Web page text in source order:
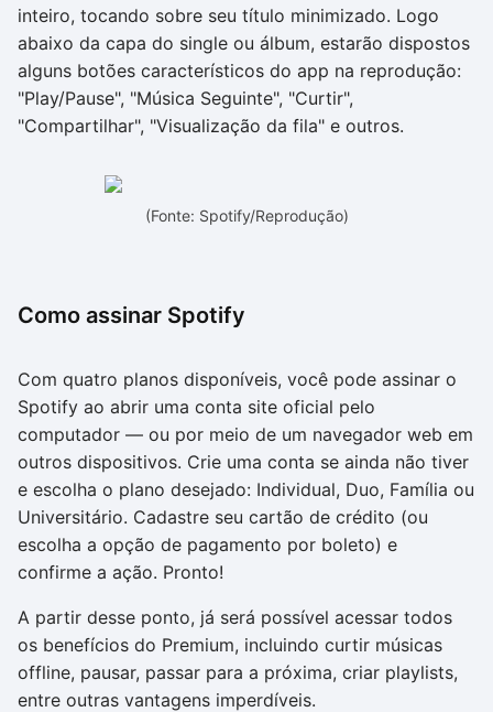
inteiro, tocando sobre seu título minimizado. Logo
abaixo da capa do single ou álbum, estarão dispostos
alguns botões característicos do app na reprodução:
"Play/Pause", "Música Seguinte", "Curtir",
"Compartilhar", "Visualização da fila" e outros.
(Fonte: Spotify/Reprodução)
Como assinar Spotify
Com quatro planos disponíveis, você pode assinar o
Spotify ao abrir uma conta site oficial pelo
computador — ou por meio de um navegador web em
outros dispositivos. Crie uma conta se ainda não tiver
e escolha o plano desejado: Individual, Duo, Família ou
Universitário. Cadastre seu cartão de crédito (ou
escolha a opção de pagamento por boleto) e
confirme a ação. Pronto!
A partir desse ponto, já será possível acessar todos
os benefícios do Premium, incluindo curtir músicas
offline, pausar, passar para a próxima, criar playlists,
entre outras vantagens imperdíveis.